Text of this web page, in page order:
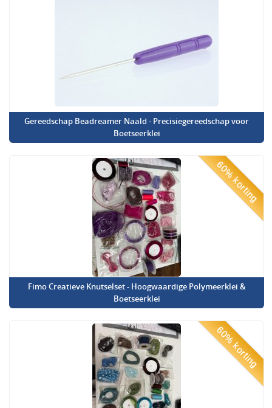
Gereedschap Beadreamer Naald - Precisiegereedschap voor
Boetseerklei
60% korting
Fimo Creatieve Knutselset - Hoogwaardige Polymeerklei &
Boetseerklei
60% korting